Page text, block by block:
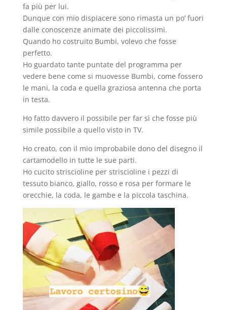
fa più per lui.
Dunque con mio dispiacere sono rimasta un po’ fuori
dalle conoscenze animate dei piccolissimi.
Quando ho costruito Bumbi, volevo che fosse
perfetto.
Ho guardato tante puntate del programma per
vedere bene come si muovesse Bumbi, come fossero
le mani, la coda e quella graziosa antenna che porta
in testa.
Ho fatto davvero il possibile per far sì che fosse più
simile possibile a quello visto in TV.
Ho creato, con il mio improbabile dono del disegno il
cartamodello in tutte le sue parti.
Ho cucito striscioline per striscioline i pezzi di
tessuto bianco, giallo, rosso e rosa per formare le
orecchie, la coda, le gambe e la piccola taschina.